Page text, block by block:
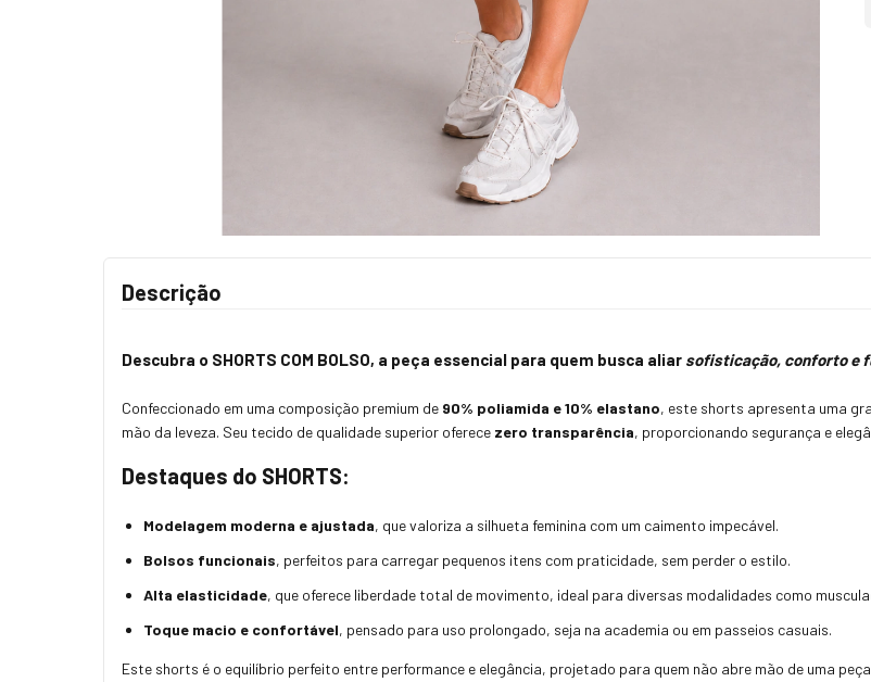
Descrição
Descubra o SHORTS COM BOLSO, a peça essencial para quem busca aliar sofisticação, conforto e
Confeccionado em uma composição premium de 90% poliamida e 10% elastano, este shorts apresenta uma
mão da leveza. Seu tecido de qualidade superior oferece zero transparência, proporcionando segurança e
Destaques do SHORTS:
Modelagem moderna e ajustada, que valoriza a silhueta feminina com um caimento impecável.
Bolsos funcionais, perfeitos para carregar pequenos itens com praticidade, sem perder o estilo.
Alta elasticidade, que oferece liberdade total de movimento, ideal para diversas modalidades como
Toque macio e confortável, pensado para uso prolongado, seja na academia ou em passeios casuais.
Este shorts é o equilíbrio perfeito entre performance e elegância, projetado para quem não abre mão de uma